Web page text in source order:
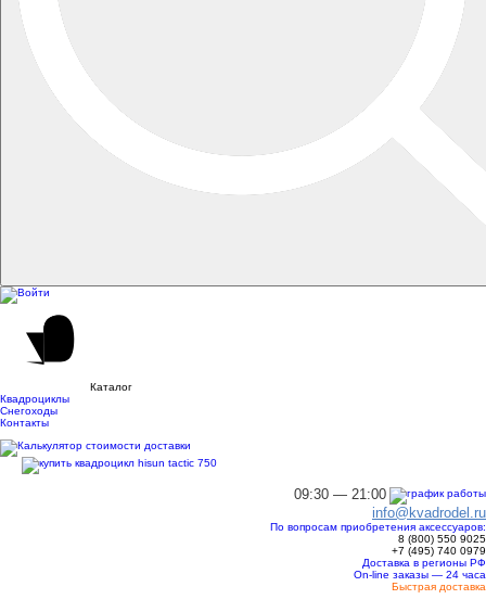
Каталог
Квадроциклы
Снегоходы
Контакты
09:30 — 21:00
info@kvadrodel.ru
По вопросам приобретения аксессуаров:
8 (800) 550 9025
+7 (495) 740 0979
Доставка в регионы РФ
On-line заказы — 24 часа
Быстрая доставка